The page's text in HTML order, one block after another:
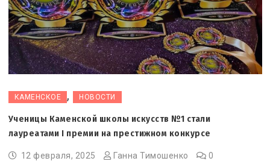
КАМЕНСКОЕ , НОВОСТИ
Ученицы Каменской школы искусств №1 стали
лауреатами І премии на престижном конкурсе
12 февраля, 2025 Ганна Тимошенко 0